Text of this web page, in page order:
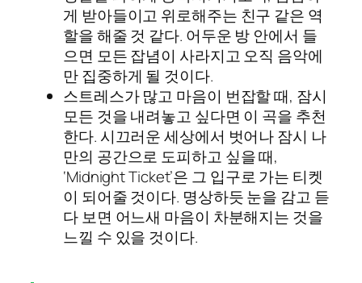
게 받아들이고 위로해주는 친구 같은 역
할을 해줄 것 같다. 어두운 방 안에서 들
으면 모든 잡념이 사라지고 오직 음악에
만 집중하게 될 것이다.
스트레스가 많고 마음이 번잡할 때, 잠시
모든 것을 내려놓고 싶다면 이 곡을 추천
한다. 시끄러운 세상에서 벗어나 잠시 나
만의 공간으로 도피하고 싶을 때,
‘Midnight Ticket’은 그 입구로 가는 티켓
이 되어줄 것이다. 명상하듯 눈을 감고 듣
다 보면 어느새 마음이 차분해지는 것을
느낄 수 있을 것이다.